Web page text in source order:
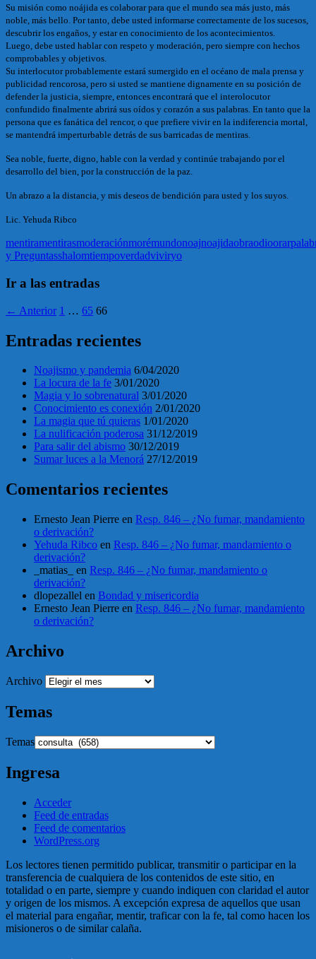
Su misión como noájida es colaborar para que el mundo sea más justo, más
noble, más bello. Por tanto, debe usted informarse correctamente de los sucesos,
descubrir los engaños, y estar en conocimiento de los acontecimientos.
Luego, debe usted hablar con respeto y moderación, pero siempre con hechos
comprobables y objetivos.
Su interlocutor probablemente estará sumergido en el océano de mala prensa y
publicidad rencorosa, pero si usted se mantiene dignamente en su posición de
defender la justicia, siempre, entonces encontrará que el interolocutor
confundido finalmente abrirá sus oídos y corazón a sus palabras. En tanto que la
persona que es fanática del rencor, o que prefiere vivir en la indiferencia mortal,
se mantendrá imperturbable detrás de sus barricadas de mentiras.
Sea noble, fuerte, digno, hable con la verdad y continúe trabajando por el
desarrollo del bien, por la construcción de la paz.
Un abrazo a la distancia, y mis deseos de bendición para usted y los suyos.
Lic. Yehuda Ribco
mentiramentirasmoderaciónmorémundonoajnoajidaobraodioorar
y Preguntasshalomtiempoverdadviviryo
Ir a las entradas
← Anterior 1 … 65 66
Entradas recientes
Noajismo y pandemia 6/04/2020
La locura de la fe 3/01/2020
Magia y lo sobrenatural 3/01/2020
Conocimiento es conexión 2/01/2020
La magia que tú quieras 1/01/2020
La nulificación poderosa 31/12/2019
Para salir del abismo 30/12/2019
Sumar luces a la Menorá 27/12/2019
Comentarios recientes
Ernesto Jean Pierre en Resp. 846 – ¿No fumar, mandamiento
o derivación?
Yehuda Ribco en Resp. 846 – ¿No fumar, mandamiento o
derivación?
_matias_
en Resp. 846 – ¿No fumar, mandamiento o
derivación?
dlopezallel en Bondad y misericordia
Ernesto Jean Pierre en Resp. 846 – ¿No fumar, mandamiento
o derivación?
Archivo
Archivo
Temas
Temas
Ingresa
Acceder
Feed de entradas
Feed de comentarios
WordPress.org
Los lectores tienen permitido publicar, transmitir o participar en la
transferencia de cualquiera de los contenidos de este sitio, en
totalidad o en parte, siempre y cuando indiquen con claridad el autor
y origen de los mismos. A excepción expresa de aquellos que usan
el material para engañar, mentir, traficar con la fe, tal como hacen los
misioneros o de similar calaña.